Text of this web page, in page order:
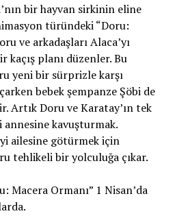
bir hayvan sirkinin eline
türündeki “Doru:
ve arkadaşları Alaca’yı
planı düzenler. Bu
yeni bir sürprizle karşı
bebek şempanze Şöbi de
Artık Doru ve Karatay’ın tek
annesine kavuşturmak.
ailesine götürmek için
tehlikeli bir yolculuğa çıkar.
Macera Ormanı” 1 Nisan’da